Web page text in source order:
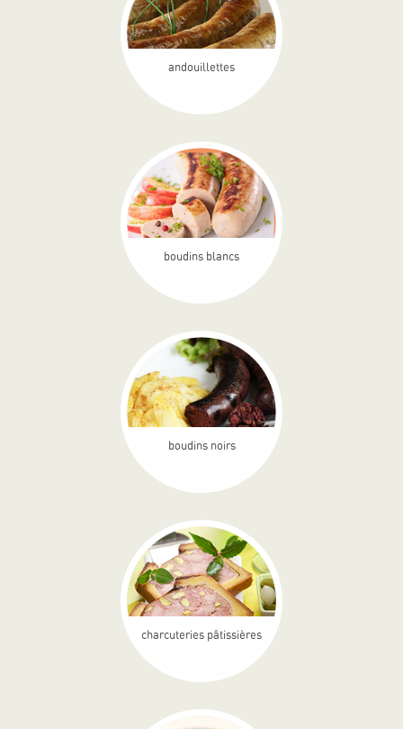
andouillettes
boudins blancs
boudins noirs
charcuteries pâtissières